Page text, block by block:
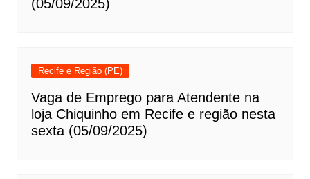
(05/09/2025)
Recife e Região (PE)
Vaga de Emprego para Atendente na
loja Chiquinho em Recife e região nesta
sexta (05/09/2025)